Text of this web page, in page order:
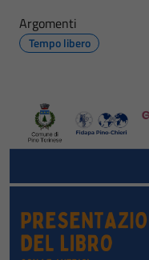
Argomenti
Tempo libero